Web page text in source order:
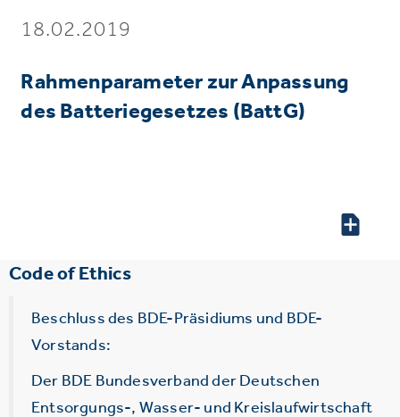
18.02.2019
Rahmenparameter zur Anpassung
des Batteriegesetzes (BattG)
Code of Ethics
Beschluss des BDE-Präsidiums und BDE-
Vorstands:
Der BDE Bundesverband der Deutschen
Entsorgungs-, Wasser- und Kreislaufwirtschaft